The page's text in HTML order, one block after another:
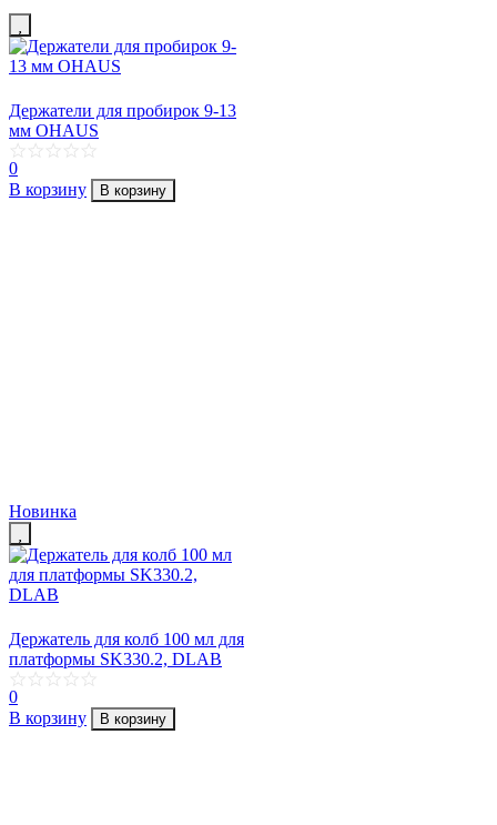
Держатели для пробирок 9-13
мм OHAUS
0
В корзину
В корзину
Новинка
Держатель для колб 100 мл для
платформы SK330.2, DLAB
0
В корзину
В корзину